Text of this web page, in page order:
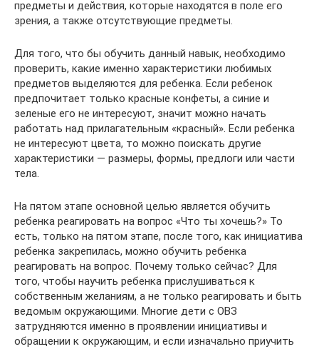
предметы и действия, которые находятся в поле его
зрения, а также отсутствующие предметы.
Для того, что бы обучить данный навык, необходимо
проверить, какие именно характеристики любимых
предметов выделяются для ребенка. Если ребенок
предпочитает только красные конфеты, а синие и
зеленые его не интересуют, значит можно начать
работать над прилагательным «красный». Если ребенка
не интересуют цвета, то можно поискать другие
характеристики — размеры, формы, предлоги или части
тела.
На пятом этапе основной целью является обучить
ребенка реагировать на вопрос «Что ты хочешь?» То
есть, только на пятом этапе, после того, как инициатива
ребенка закрепилась, можно обучить ребенка
реагировать на вопрос. Почему только сейчас? Для
того, чтобы научить ребенка прислушиваться к
собственным желаниям, а не только реагировать и быть
ведомым окружающими. Многие дети с ОВЗ
затрудняются именно в проявлении инициативы и
обращении к окружающим, и если изначально приучить